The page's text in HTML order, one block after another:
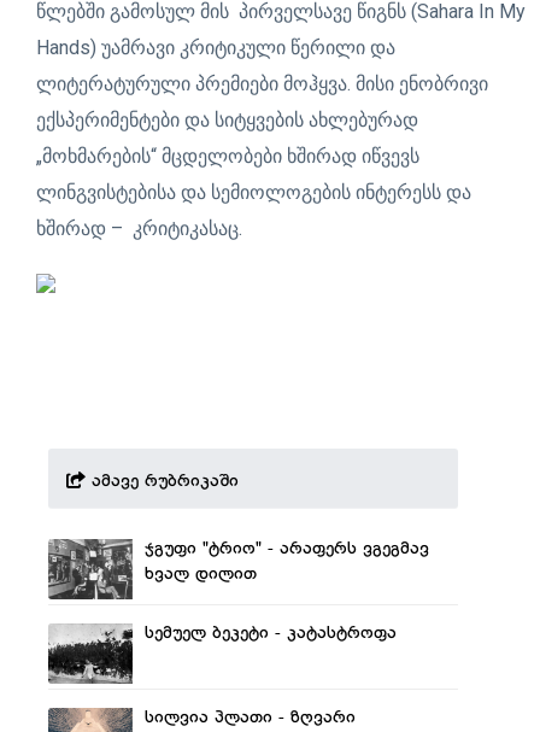
წლებში გამოსულ მის პირველსავე წიგნს (Sahara In My
Hands) უამრავი კრიტიკული წერილი და
ლიტერატურული პრემიები მოჰყვა. მისი ენობრივი
ექსპერიმენტები და სიტყვების ახლებურად
„მოხმარების“ მცდელობები ხშირად იწვევს
ლინგვისტებისა და სემიოლოგების ინტერესს და
ხშირად – კრიტიკასაც.
ამავე რუბრიკაში
ჯგუფი "ტრიო" - არაფერს ვგეგმავ
ხვალ დილით
სემუელ ბეკეტი - კატასტროფა
სილვია პლათი - ზღვარი